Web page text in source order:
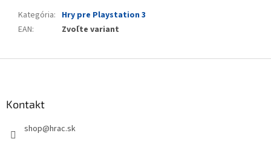
Kategória: Hry pre Playstation 3
EAN: Zvoľte variant
Kontakt
shop@hrac.sk